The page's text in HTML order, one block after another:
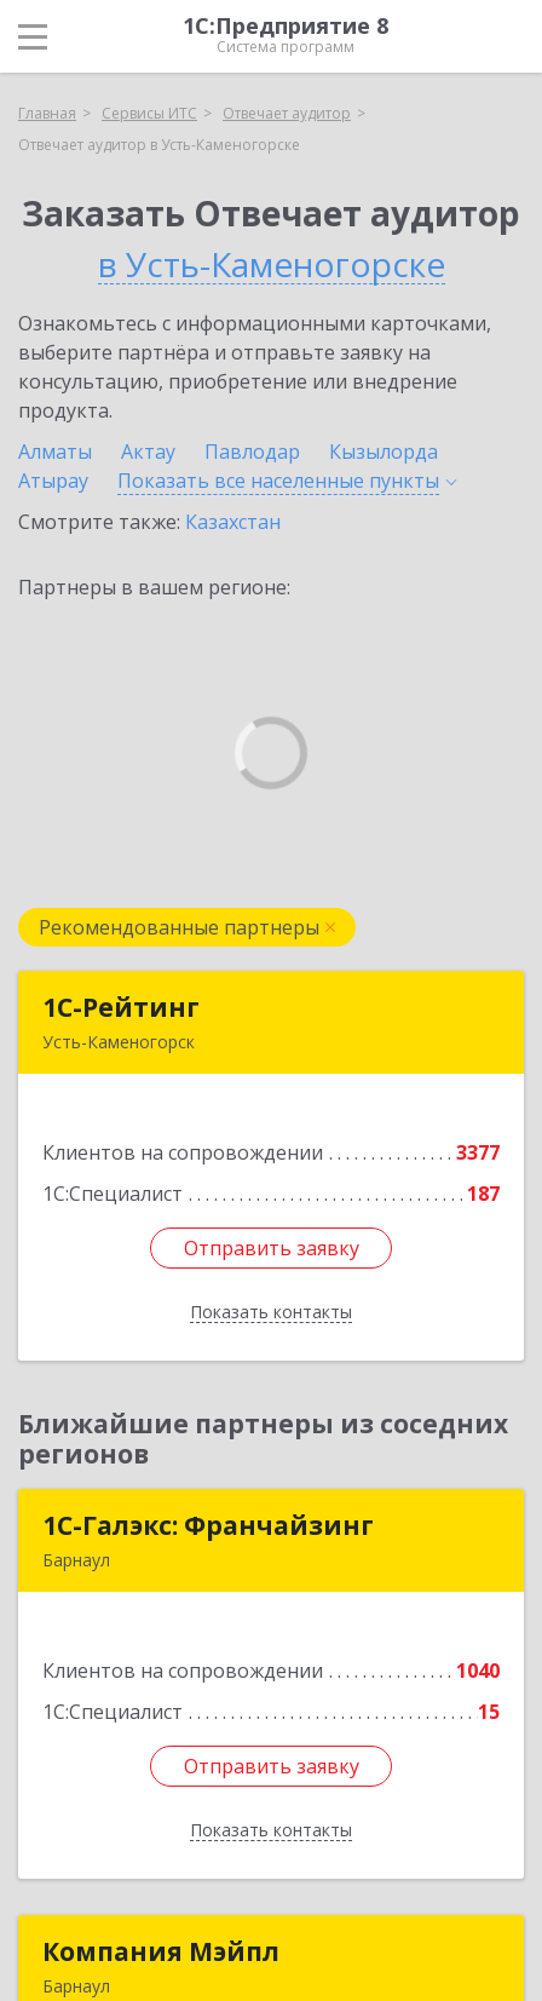
1С:Предприятие 8
Система программ
Главная Сервисы ИТС
Отвечает аудитор
Отвечает аудитор в Усть-Каменогорске
Заказать Отвечает аудитор
в Усть-Каменогорске
Ознакомьтесь с информационными карточками,
выберите партнёра и отправьте заявку на
консультацию, приобретение или внедрение
продукта.
Алматы
Актау Павлодар
Кызылорда
Атырау
Показать все населенные пункты
Смотрите также: Казахстан
Партнеры в вашем регионе:
Рекомендованные партнеры
1С-Рейтинг
Усть-Каменогорск
Клиентов на сопровождении
3377
1С:Специалист
187
Отправить заявку
Показать контакты
Отправить заявку
Назад
Ближайшие партнеры из соседних
регионов
1С-Галэкс: Франчайзинг
Барнаул
Клиентов на сопровождении
1040
1С:Специалист
15
Отправить заявку
Показать контакты
1С-Галэкс: Франчайзинг
Подробнее
Отправить заявку
Назад
Компания Мэйпл
Барнаул
Компания Мэйпл